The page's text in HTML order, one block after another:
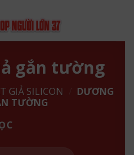
gắn tường
GIẢ SILICON
DƯƠNG
TƯỜNG